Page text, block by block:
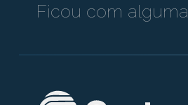
Ficou com alguma